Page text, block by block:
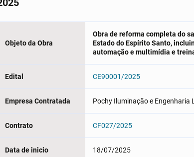
Objeto da Obra
Obra de reforma completa do
Estado do Espírito Santo,
automação e multimídia e
Edital CE90001/2025
Empresa Contratada Pochy Iluminação e Engenharia
Contrato CF027/2025
Data de inicio 18/07/2025